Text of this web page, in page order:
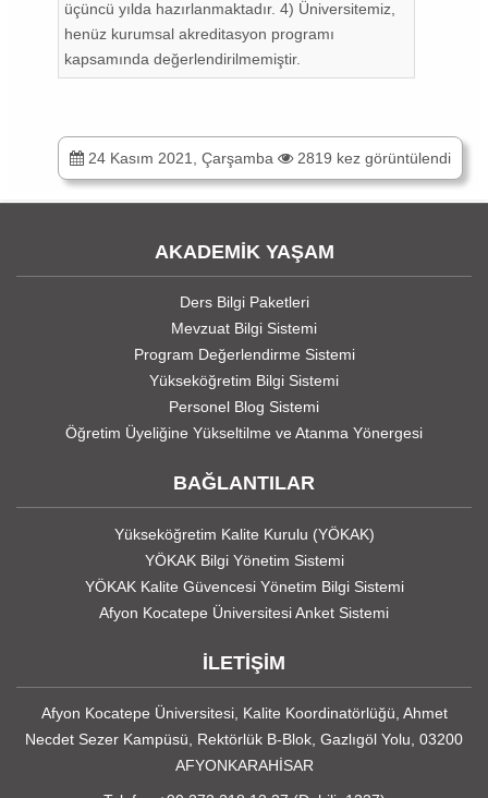
üçüncü yılda hazırlanmaktadır. 4) Üniversitemiz,
henüz kurumsal akreditasyon programı
kapsamında değerlendirilmemiştir.
24 Kasım 2021, Çarşamba 2819 kez görüntülendi
AKADEMİK YAŞAM
Ders Bilgi Paketleri
Mevzuat Bilgi Sistemi
Program Değerlendirme Sistemi
Yükseköğretim Bilgi Sistemi
Personel Blog Sistemi
Öğretim Üyeliğine Yükseltilme ve Atanma Yönergesi
BAĞLANTILAR
Yükseköğretim Kalite Kurulu (YÖKAK)
YÖKAK Bilgi Yönetim Sistemi
YÖKAK Kalite Güvencesi Yönetim Bilgi Sistemi
Afyon Kocatepe Üniversitesi Anket Sistemi
İLETİŞİM
Afyon Kocatepe Üniversitesi, Kalite Koordinatörlüğü, Ahmet
Necdet Sezer Kampüsü, Rektörlük B-Blok, Gazlıgöl Yolu, 03200
AFYONKARAHİSAR